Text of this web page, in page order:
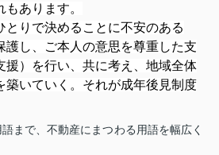
あります。
とりで決めることに不安のある
護し、ご本人の意思を尊重した支
援）を行い、共に考え、地域全体
築いていく。それが成年後見制度
まで、不動産にまつわる用語を幅広く